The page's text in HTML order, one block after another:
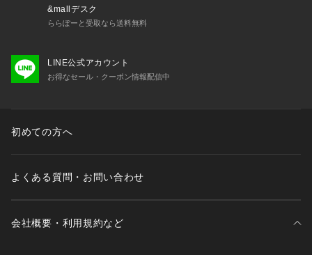
&mallデスク
ららぽーと受取なら送料無料
LINE公式アカウント
お得なセール・クーポン情報配信中
初めての方へ
よくある質問・お問い合わせ
会社概要・利用規約など